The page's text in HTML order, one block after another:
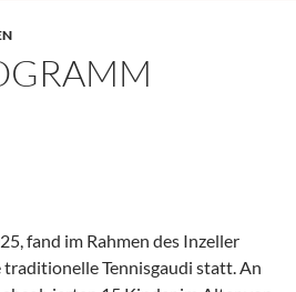
fand im Rahmen des Inzeller
Tennisgaudi statt. An